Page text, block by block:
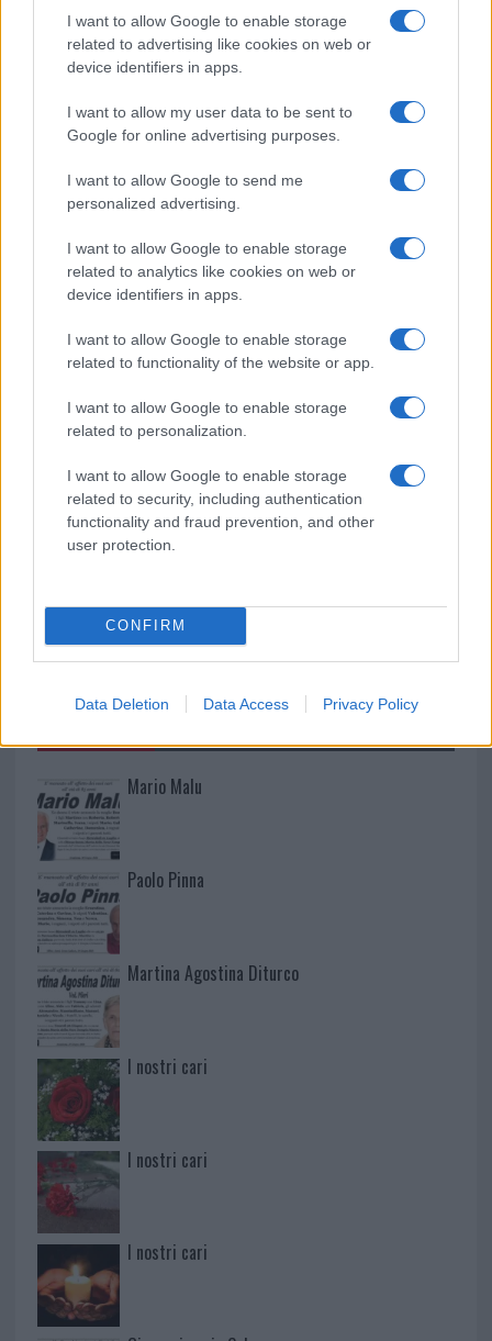
I want to allow Google to enable storage
related to advertising like cookies on web or
device identifiers in apps.
I want to allow my user data to be sent to
Google for online advertising purposes.
I want to allow Google to send me
personalized advertising.
I want to allow Google to enable storage
related to analytics like cookies on web or
device identifiers in apps.
I want to allow Google to enable storage
related to functionality of the website or app.
I want to allow Google to enable storage
related to personalization.
I want to allow Google to enable storage
related to security, including authentication
functionality and fraud prevention, and other
user protection.
CONFIRM
Data Deletion Data Access Privacy Policy
Calangianus, dopo le polemiche il centro
accoglienza minori chiude
Olbia, divieto di sosta contro spaccio e degrado:
soluzione ideale per la casa e l’ufficio
rinascita della strada che segnò la Gallura
Raid nelle campagne di Berchidda, rischio per
la rete elettrica
Mario Malu
Paolo Pinna
Martina Agostina Diturco
I nostri cari
I nostri cari
I nostri cari